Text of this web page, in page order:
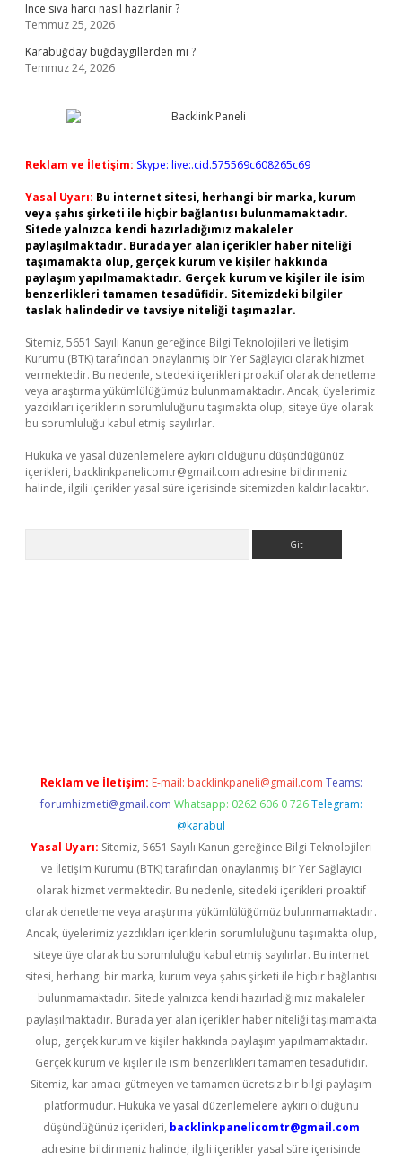
Ince sıva harcı nasıl hazirlanir ?
Temmuz 25, 2026
Karabuğday buğdaygillerden mi ?
Temmuz 24, 2026
Reklam ve İletişim: Skype: live:.cid.575569c608265c69
Yasal Uyarı: Bu internet sitesi, herhangi bir marka, kurum
veya şahıs şirketi ile hiçbir bağlantısı bulunmamaktadır.
Sitede yalnızca kendi hazırladığımız makaleler
paylaşılmaktadır. Burada yer alan içerikler haber niteliği
taşımamakta olup, gerçek kurum ve kişiler hakkında
paylaşım yapılmamaktadır. Gerçek kurum ve kişiler ile isim
benzerlikleri tamamen tesadüfidir. Sitemizdeki bilgiler
taslak halindedir ve tavsiye niteliği taşımazlar.
Sitemiz, 5651 Sayılı Kanun gereğince Bilgi Teknolojileri ve İletişim
Kurumu (BTK) tarafından onaylanmış bir Yer Sağlayıcı olarak hizmet
vermektedir. Bu nedenle, sitedeki içerikleri proaktif olarak denetleme
veya araştırma yükümlülüğümüz bulunmamaktadır. Ancak, üyelerimiz
yazdıkları içeriklerin sorumluluğunu taşımakta olup, siteye üye olarak
bu sorumluluğu kabul etmiş sayılırlar.
Hukuka ve yasal düzenlemelere aykırı olduğunu düşündüğünüz
içerikleri, backlinkpanelicomtr@gmail.com adresine bildirmeniz
halinde, ilgili içerikler yasal süre içerisinde sitemizden kaldırılacaktır.
Reklam ve İletişim: E-mail: backlinkpaneli@gmail.com Teams:
forumhizmeti@gmail.com Whatsapp: 0262 606 0 726 Telegram:
@karabul
Yasal Uyarı: Sitemiz, 5651 Sayılı Kanun gereğince Bilgi Teknolojileri
ve İletişim Kurumu (BTK) tarafından onaylanmış bir Yer Sağlayıcı
olarak hizmet vermektedir. Bu nedenle, sitedeki içerikleri proaktif
olarak denetleme veya araştırma yükümlülüğümüz bulunmamaktadır.
Ancak, üyelerimiz yazdıkları içeriklerin sorumluluğunu taşımakta olup,
siteye üye olarak bu sorumluluğu kabul etmiş sayılırlar. Bu internet
sitesi, herhangi bir marka, kurum veya şahıs şirketi ile hiçbir bağlantısı
bulunmamaktadır. Sitede yalnızca kendi hazırladığımız makaleler
paylaşılmaktadır. Burada yer alan içerikler haber niteliği taşımamakta
olup, gerçek kurum ve kişiler hakkında paylaşım yapılmamaktadır.
Gerçek kurum ve kişiler ile isim benzerlikleri tamamen tesadüfidir.
Sitemiz, kar amacı gütmeyen ve tamamen ücretsiz bir bilgi paylaşım
platformudur. Hukuka ve yasal düzenlemelere aykırı olduğunu
düşündüğünüz içerikleri, backlinkpanelicomtr@gmail.com
adresine bildirmeniz halinde, ilgili içerikler yasal süre içerisinde